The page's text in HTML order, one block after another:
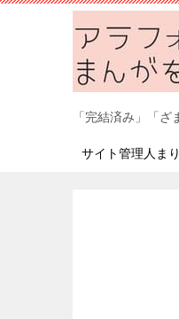
「完結済み」「
サイト管理人ま